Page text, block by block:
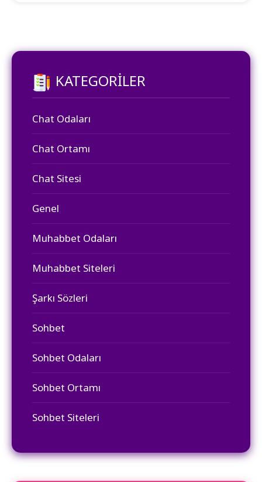
KATEGORILER
Chat Odaları
Chat Ortamı
Chat Sitesi
Genel
Muhabbet Odaları
Muhabbet Siteleri
Şarkı Sözleri
Sohbet
Sohbet Odaları
Sohbet Ortamı
Sohbet Siteleri